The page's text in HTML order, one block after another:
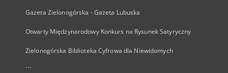
Gazeta Zielonogórska - Gazeta Lubuska
Otwarty Międzynarodowy Konkurs na Rysunek Satyryczny
Zielonogórska Biblioteka Cyfrowa dla Niewidomych
...